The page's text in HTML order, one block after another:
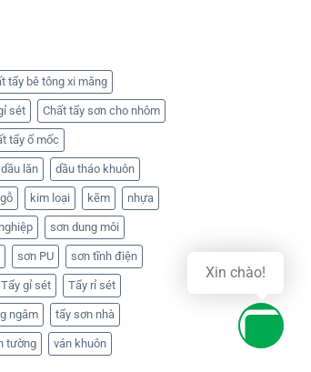
tẩy bê tông xi măng
sét Chất tẩy sơn cho nhôm
tẩy ố mốc
dầu lăn dầu tháo khuôn
gỗ kim loại kẽm nhựa
sơn dung môi
sơn PU sơn tĩnh điện
Tẩy gỉ sét Tẩy rỉ sét
ngâm tẩy sơn nhà
tường ván khuôn
Xin chào!